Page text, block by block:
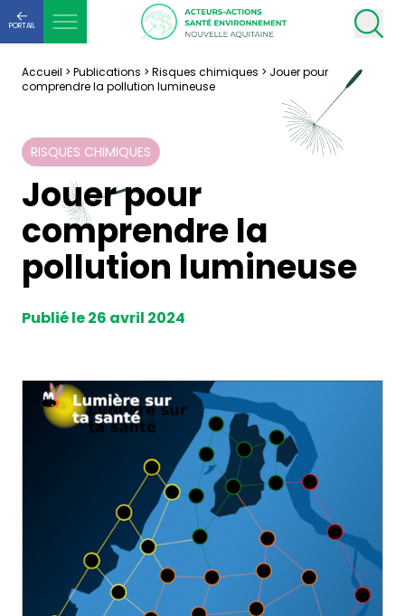
PORTAIL
Accueil > Publications > Risques chimiques > Jouer pour
comprendre la pollution lumineuse
RISQUES CHIMIQUES
Jouer pour
comprendre la
pollution lumineuse
Publié le 26 avril 2024